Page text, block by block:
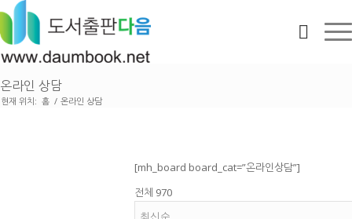
온라인 상담
현재 위치: 홈 / 온라인 상담
[mh_board board_cat=”온라인상담”]
전체 970